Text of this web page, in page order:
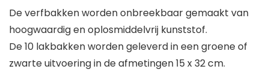
De verfbakken worden onbreekbaar gemaakt van
hoogwaardig en oplosmiddelvrij kunststof.
De 10 lakbakken worden geleverd in een groene of
zwarte uitvoering in de afmetingen 15 x 32 cm.